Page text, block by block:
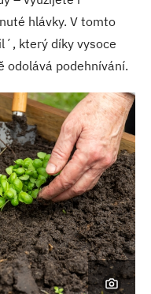
hlávky. V tomto
který díky vysoce
odolává podehnívání.